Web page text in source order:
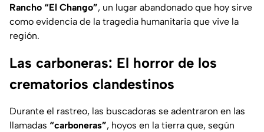
Rancho “El Chango”, un lugar abandonado que hoy sirve
como evidencia de la tragedia humanitaria que vive la
región.
Las carboneras: El horror de los
crematorios clandestinos
Durante el rastreo, las buscadoras se adentraron en las
llamadas “carboneras”, hoyos en la tierra que, según